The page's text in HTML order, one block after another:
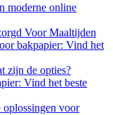
moderne online
Voor Maaltijden
bakpapier: Vind het
zijn de opties?
Vind het beste
voor